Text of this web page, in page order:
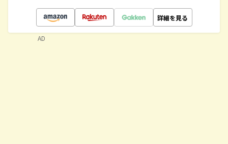
詳細を見る
AD